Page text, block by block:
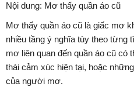
Nội dung: Mơ thấy quần áo cũ
Mơ thấy quần áo cũ là giấc mơ
nhiều tầng ý nghĩa tùy theo từng
mơ liên quan đến quần áo cũ có
thái cảm xúc hiện tại, hoặc
của người mơ.